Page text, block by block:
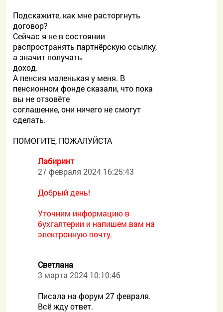
Подскажите, как мне расторгнуть
договор?
Сейчас я не в состоянии
распространять партнёрскую ссылку,
а значит получать
доход.
А пенсия маленькая у меня. В
пенсионном фонде сказали, что пока
вы не отзовёте
соглашение, они ничего не смогут
сделать.
ПОМОГИТЕ, ПОЖАЛУЙСТА
Лабиринт
27 февраля 2024 16:25:43
Добрый день!
Уточним информацию в
бухгалтерии и напишем вам на
электронную почту.
Светлана
3 марта 2024 10:10:46
Писала на форум 27 февраля.
Всё жду ответ.